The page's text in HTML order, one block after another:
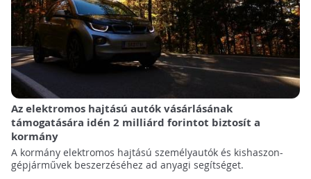
Az elektromos hajtású autók vásárlásának
támogatására idén 2 milliárd forintot biztosít a
kormány
A kormány elektromos hajtású személyautók és kishaszon-
gépjárművek beszerzéséhez ad anyagi segítséget.